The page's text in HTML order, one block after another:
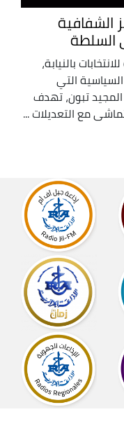
الشفافية
بالنيابة،
التي
تبون، تهدف
مع التعديلات ...